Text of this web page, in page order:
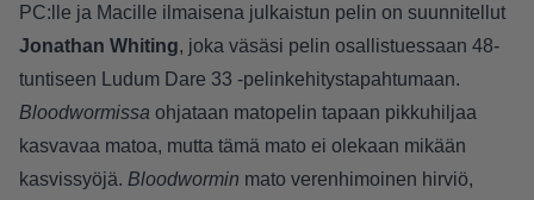
PC:lle ja Macille ilmaisena julkaistun pelin on suunnitellut
Jonathan Whiting, joka väsäsi pelin osallistuessaan 48-
tuntiseen Ludum Dare 33 -pelinkehitystapahtumaan.
Bloodwormissa ohjataan matopelin tapaan pikkuhiljaa
kasvavaa matoa, mutta tämä mato ei olekaan mikään
kasvissyöjä. Bloodwormin mato verenhimoinen hirviö,